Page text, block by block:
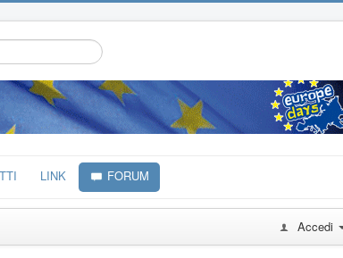
LINK FORUM
Accedi